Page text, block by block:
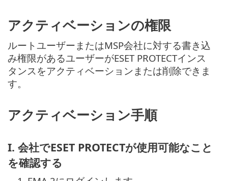
アクティベーションの権限
ルートユーザーまたはMSP会社に対する書き込
み権限があるユーザーがESET PROTECTインス
タンスをアクティベーションまたは削除できま
す。
アクティベーション手順
I. 会社でESET PROTECTが使用可能なこと
を確認する